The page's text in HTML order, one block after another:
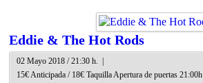
Eddie & The Hot Rods
02 Mayo 2018 / 21:30 h. |
15€ Anticipada / 18€ Taquilla Apertura de puertas 21:00h